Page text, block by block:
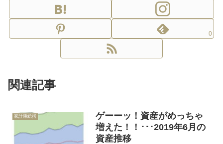
0
関連記事
家計簿総括
ゲーーッ！資産がめっちゃ
増えた！！･･･2019年6月の
資産推移